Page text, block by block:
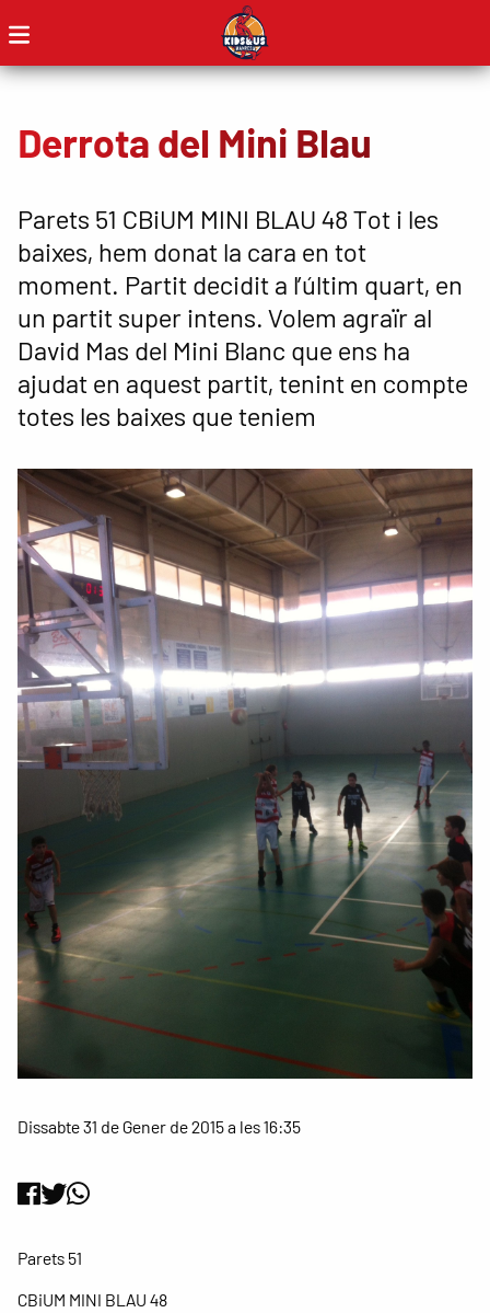
Derrota del Mini Blau
Parets 51 CBiUM MINI BLAU 48 Tot i les
baixes, hem donat la cara en tot
moment. Partit decidit a l’últim quart, en
un partit super intens. Volem agraïr al
David Mas del Mini Blanc que ens ha
ajudat en aquest partit, tenint en compte
totes les baixes que teniem
Dissabte 31 de Gener de 2015 a les 16:35
Parets 51
CBiUM MINI BLAU 48